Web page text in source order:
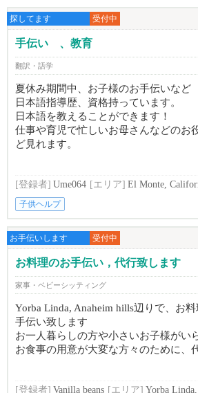
探してます 受付中
手伝い 、教育
翻訳・語学
夏休み期間中、お子様のお手伝いなど
日本語指導歴、資格持っています。
日本語を教えることができます！
仕事や育児で忙しいお母さんなどのお
ど見れます。
[登録者] Ume064 [エリア] El Monte,
子供ヘルプ
お手伝いします 受付中
お料理のお手伝い，代行致します
家事・ベビーシッティング
Yorba Linda, Anaheim hills辺りで、お
手伝い致します
お一人暮らしの方や小さいお子様がい
お食事の用意が大変な方々のために、
[登録者] Vanilla beans [エリア] Yorba